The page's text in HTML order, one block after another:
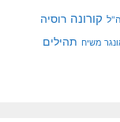
קורונה רוסיה
משיח תהילים